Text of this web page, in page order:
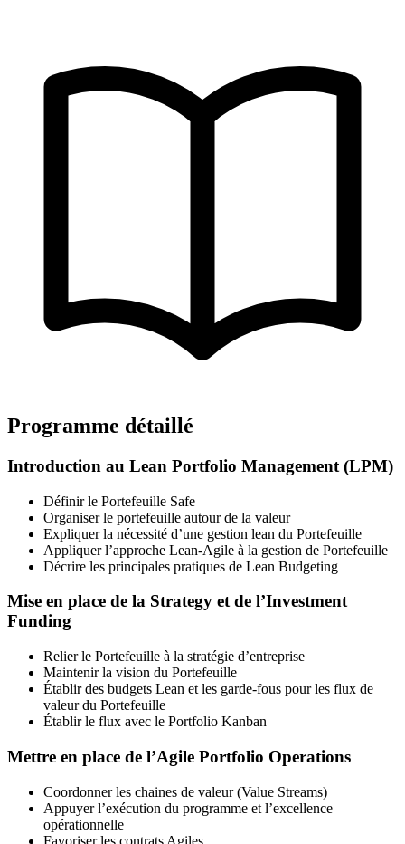
Programme détaillé
Introduction au Lean Portfolio Management (LPM)
Définir le Portefeuille Safe
Organiser le portefeuille autour de la valeur
Expliquer la nécessité d’une gestion lean du Portefeuille
Appliquer l’approche Lean-Agile à la gestion de Portefeuille
Décrire les principales pratiques de Lean Budgeting
Mise en place de la Strategy et de l’Investment
Funding
Relier le Portefeuille à la stratégie d’entreprise
Maintenir la vision du Portefeuille
Établir des budgets Lean et les garde-fous pour les flux de
valeur du Portefeuille
Établir le flux avec le Portfolio Kanban
Mettre en place de l’Agile Portfolio Operations
Coordonner les chaines de valeur (Value Streams)
Appuyer l’exécution du programme et l’excellence
opérationnelle
Favoriser les contrats Agiles